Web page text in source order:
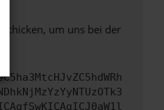
um uns bei der